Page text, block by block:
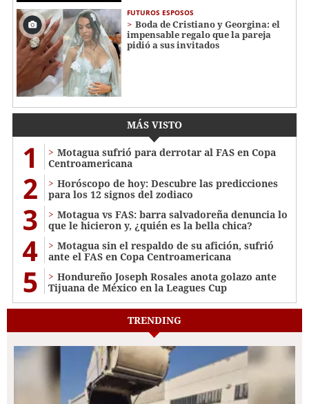
FUTUROS ESPOSOS
Boda de Cristiano y Georgina: el
impensable regalo que la pareja
pidió a sus invitados
MÁS VISTO
1
Motagua sufrió para derrotar al FAS en Copa
Centroamericana
2
Horóscopo de hoy: Descubre las predicciones
para los 12 signos del zodiaco
3
Motagua vs FAS: barra salvadoreña denuncia lo
que le hicieron y, ¿quién es la bella chica?
4
Motagua sin el respaldo de su afición, sufrió
ante el FAS en Copa Centroamericana
5
Hondureño Joseph Rosales anota golazo ante
Tijuana de México en la Leagues Cup
TRENDING